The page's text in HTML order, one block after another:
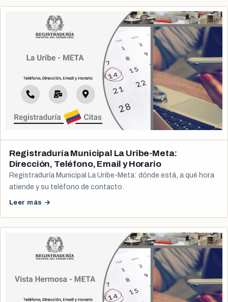
Registraduría Municipal La Uribe-Meta:
Dirección, Teléfono, Email y Horario
Registraduría Municipal La Uribe-Meta: dónde está, a qué hora
atiende y su teléfono de contacto.
Leer más →